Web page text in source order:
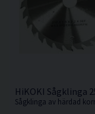
HiKOKI Sågklinga